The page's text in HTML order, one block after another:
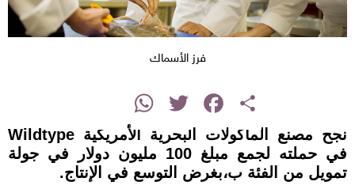
فرز الأسماك
Share
Facebook
Twitter
WhatsApp
نجح مصنع المأكولات البحرية الأمريكية Wildtype
في حملته لجمع مبلغ 100 مليون دولار في جولة
تمويل من الفئة ب،بغرض التوسع في الإنتاج.